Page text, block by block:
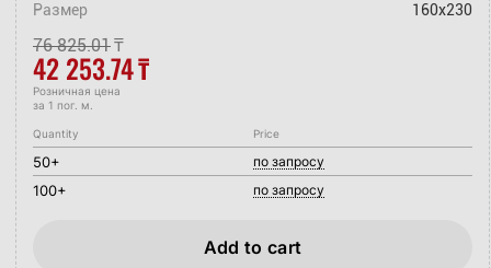
Размер
160x230
76 825.01₸
42 253.74₸
Розничная цена
за 1 пог. м.
Quantity
50+
100+
Price
по запросу
по запросу
Add to cart